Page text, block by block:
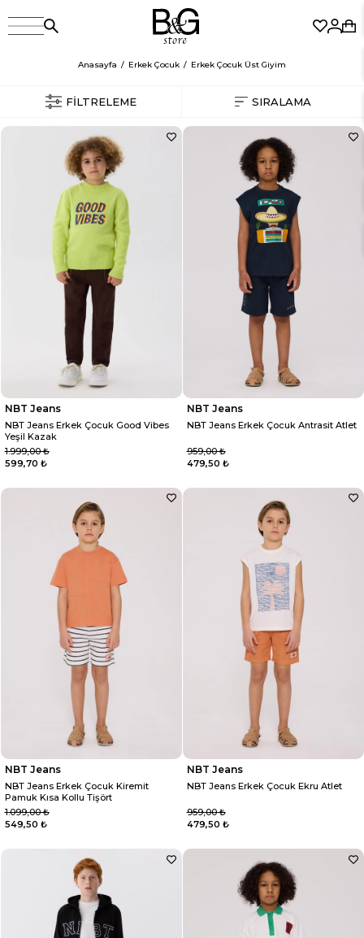
Anasayfa Erkek Çocuk Erkek Çocuk Üst Giyim
FILTRELEME SIRALAMA
NBT Jeans
NBT Jeans Erkek Çocuk Good Vibes
Yeşil Kazak
599,70 ₺
1.999,00 ₺
NBT Jeans
NBT Jeans Erkek Çocuk Antrasit Atlet
479,50 ₺
959,00 ₺
NBT Jeans
NBT Jeans Erkek Çocuk Kiremit
Pamuk Kısa Kollu Tişört
549,50 ₺
1.099,00 ₺
NBT Jeans
NBT Jeans Erkek Çocuk Ekru Atlet
479,50 ₺
959,00 ₺